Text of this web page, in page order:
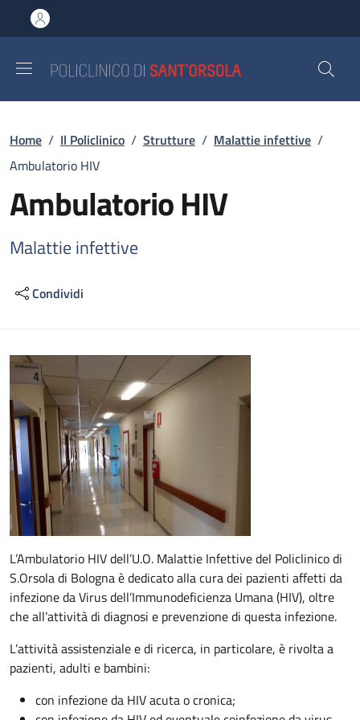
al contenuto principale
to footer content
Briciole di pane
Home / Il Policlinico / Strutture / Malattie infettive /
Ambulatorio HIV
Ambulatorio HIV
Malattie infettive
Condividi
Descrizione
L’Ambulatorio HIV dell’U.O. Malattie Infettive del Policlinico di
S.Orsola di Bologna è dedicato alla cura dei pazienti affetti da
infezione da Virus dell’Immunodeficienza Umana (HIV), oltre
che all’attività di diagnosi e prevenzione di questa infezione.
L’attività assistenziale e di ricerca, in particolare, è rivolta a
pazienti, adulti e bambini:
con infezione da HIV acuta o cronica;